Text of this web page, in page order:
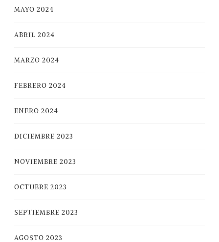
MAYO 2024
ABRIL 2024
MARZO 2024
FEBRERO 2024
ENERO 2024
DICIEMBRE 2023
NOVIEMBRE 2023
OCTUBRE 2023
SEPTIEMBRE 2023
AGOSTO 2023